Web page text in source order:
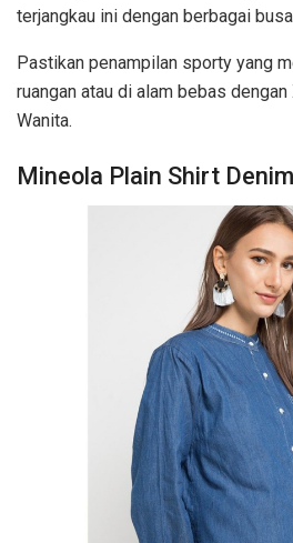
terjangkau ini dengan berbagai
Pastikan penampilan sporty yang
ruangan atau di alam bebas
Wanita.
Mineola Plain Shirt